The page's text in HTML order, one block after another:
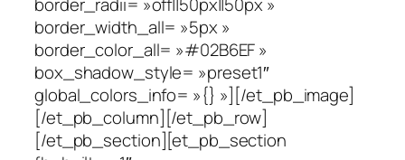
border_width_all= »5px »
border_color_all= »#02B6EF »
box_shadow_style= »preset1″
global_colors_info= »{} »][/et_pb_image]
[/et_pb_column][/et_pb_row]
[/et_pb_section][et_pb_section